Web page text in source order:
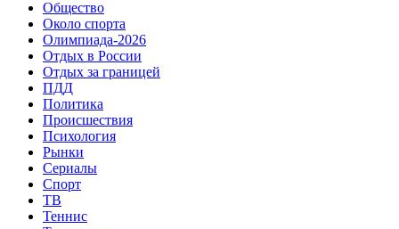
Общество
Около спорта
Олимпиада-2026
Отдых в России
Отдых за границей
ПДД
Политика
Происшествия
Психология
Рынки
Сериалы
Спорт
ТВ
Теннис